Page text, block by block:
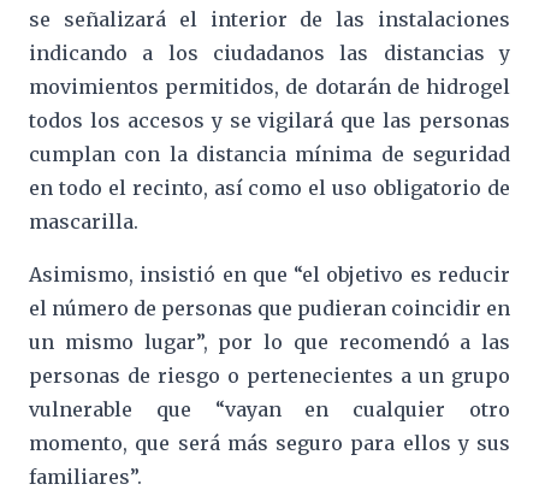
se señalizará el interior de las instalaciones
indicando a los ciudadanos las distancias y
movimientos permitidos, de dotarán de hidrogel
todos los accesos y se vigilará que las personas
cumplan con la distancia mínima de seguridad
en todo el recinto, así como el uso obligatorio de
mascarilla.
Asimismo, insistió en que “el objetivo es reducir
el número de personas que pudieran coincidir en
un mismo lugar”, por lo que recomendó a las
personas de riesgo o pertenecientes a un grupo
vulnerable que “vayan en cualquier otro
momento, que será más seguro para ellos y sus
familiares”.